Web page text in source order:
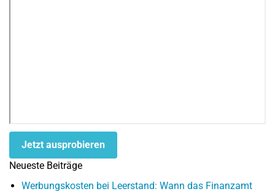
Jetzt ausprobieren
Neueste Beiträge
Werbungskosten bei Leerstand: Wann das Finanzamt